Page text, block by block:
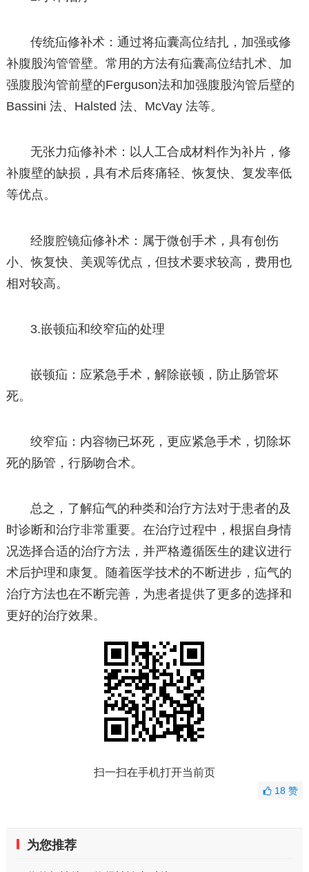
传统疝修补术：通过将疝囊高位结扎，加强或修
补腹股沟管管壁。常用的方法有疝囊高位结扎术、加
强腹股沟管前壁的Ferguson法和加强腹股沟管后壁的
Bassini 法、Halsted 法、McVay 法等。
无张力疝修补术：以人工合成材料作为补片，修
补腹壁的缺损，具有术后疼痛轻、恢复快、复发率低
等优点。
经腹腔镜疝修补术：属于微创手术，具有创伤
小、恢复快、美观等优点，但技术要求较高，费用也
相对较高。
3.嵌顿疝和绞窄疝的处理
嵌顿疝：应紧急手术，解除嵌顿，防止肠管坏
死。
绞窄疝：内容物已坏死，更应紧急手术，切除坏
死的肠管，行肠吻合术。
总之，了解疝气的种类和治疗方法对于患者的及
时诊断和治疗非常重要。在治疗过程中，根据自身情
况选择合适的治疗方法，并严格遵循医生的建议进行
术后护理和康复。随着医学技术的不断进步，疝气的
治疗方法也在不断完善，为患者提供了更多的选择和
更好的治疗效果。
扫一扫在手机打开当前页
18赞
为您推荐